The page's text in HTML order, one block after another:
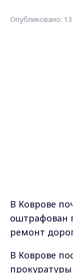
Опубликовано:
В Коврове
сфере
Выяснилось,